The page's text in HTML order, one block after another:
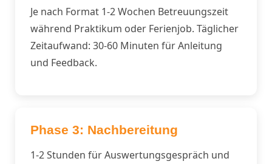
Je nach Format 1-2 Wochen Betreuungszeit
während Praktikum oder Ferienjob. Täglicher
Zeitaufwand: 30-60 Minuten für Anleitung
und Feedback.
Phase 3: Nachbereitung
1-2 Stunden für Auswertungsgespräch und